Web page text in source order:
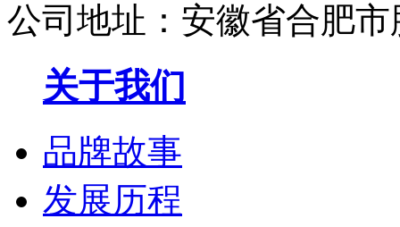
公司地址：安徽省合肥
关于我们
品牌故事
发展历程